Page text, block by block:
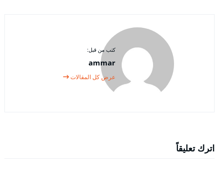
كتب من قبل:
ammar
عرض كل المقالات
اترك تعليقاً